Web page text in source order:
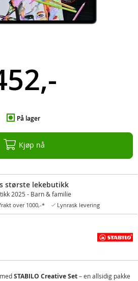
På lager
Kjøp nå
største lekebutikk
2025 - Barn & familie
over 1000,-* Lynrask levering
STABILO Creative Set– en allsidig pakke